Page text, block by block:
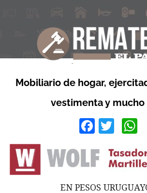
Mobiliario de hogar,
vestimenta y mucho
EN PESOS